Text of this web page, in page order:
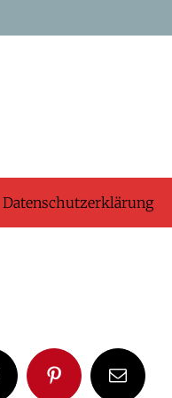
PinterestE-
Datenschutzerklärung